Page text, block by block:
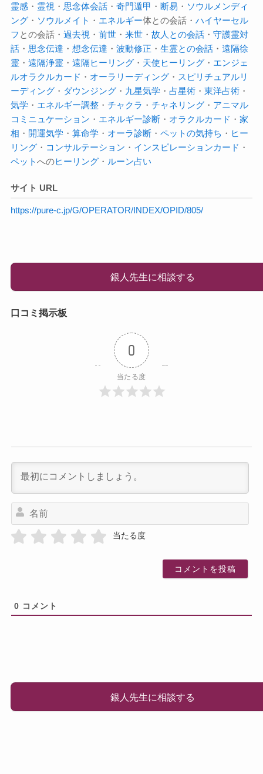
霊感・ 霊視 ・ 思念体会話・ 奇門遁甲 ・ 断易 ・ ソウルメンディ
ング・ ソウルメイト ・ エネルギー体との会話・ ハイヤーセル
フ との会話・ 過去視 ・ 前世・ 来世・ 故人との会話・ 守護霊対
話・ 思念伝達 ・ 想念伝達 ・ 波動修正 ・ 生霊との会話・ 遠隔徐
霊・ 遠隔浄霊・ 遠隔ヒーリング・ 天使ヒーリング・ エンジェ
ルオラクルカード ・ オーラ リーディング・ スピリチュアルリ
ーディング・ ダウンジング・ 九星気学・ 占星術・ 東洋占術・
気学・ エネルギー調整・ チャクラ ・ チャネリング・ アニマル
コミニュケーション ・ エネルギー診断・ オラクルカード ・ 家
相 ・ 開運気学・ 算命学・ オーラ診断・ ペットの気持ち ・ ヒー
リング・ コンサルテーション ・ インスピレーションカード ・
ペットへのヒーリング・ ルーン占い
サイト URL
https://pure-c.jp/G/OPERATOR/INDEX/OPID/805/
銀人先生に相談する
口コミ掲示板
0
当たる度
当たる度
0 コメント
銀人先生に相談する